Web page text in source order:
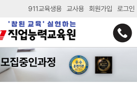
911교육생용 교사용 회원가입 로그인
모집중인과정